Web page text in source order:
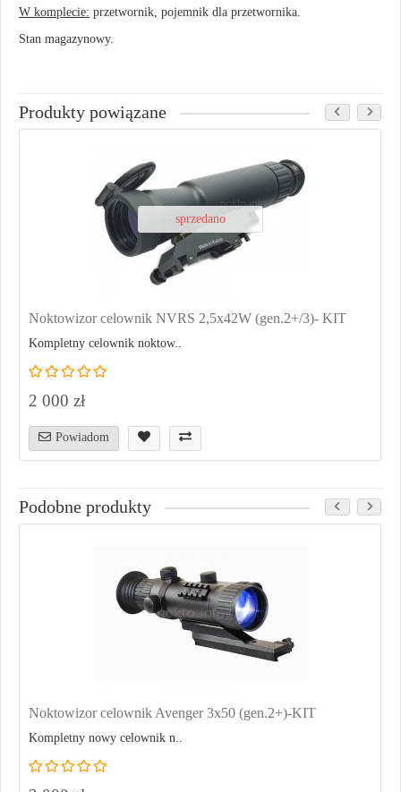
W komplecie: przetwornik, pojemnik dla przetwornika.
Stan magazynowy.
Produkty powiązane
sprzedano
Noktowizor celownik NVRS 2,5x42W (gen.2+/3)- KIT
Kompletny celownik noktow..
2 000 zł
Powiadom
Podobne produkty
Noktowizor celownik Avenger 3x50 (gen.2+)-KIT
Kompletny nowy celownik n..